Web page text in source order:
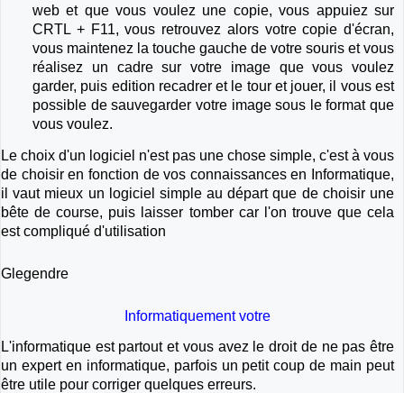
web et que vous voulez une copie, vous appuiez sur
CRTL + F11, vous retrouvez alors votre copie d'écran,
vous maintenez la touche gauche de votre souris et vous
réalisez un cadre sur votre image que vous voulez
garder, puis edition recadrer et le tour et jouer, il vous est
possible de sauvegarder votre image sous le format que
vous voulez.
Le choix d'un logiciel n'est pas une chose simple, c'est à vous
de choisir en fonction de vos connaissances en Informatique,
il vaut mieux un logiciel simple au départ que de choisir une
bête de course, puis laisser tomber car l'on trouve que cela
est compliqué d'utilisation
Glegendre
Informatiquement votre
L'informatique est partout et vous avez le droit de ne pas être
un expert en informatique, parfois un petit coup de main peut
être utile pour corriger quelques erreurs.